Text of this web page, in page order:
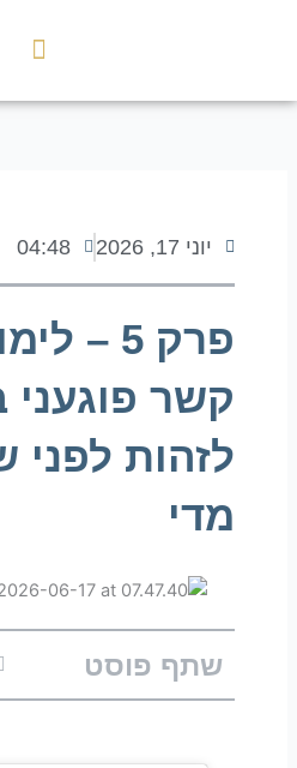
יוני 17, 2026 04:48
פרק 5 –
קשר פוגעני
לזהות
מדי
שתף פוסט